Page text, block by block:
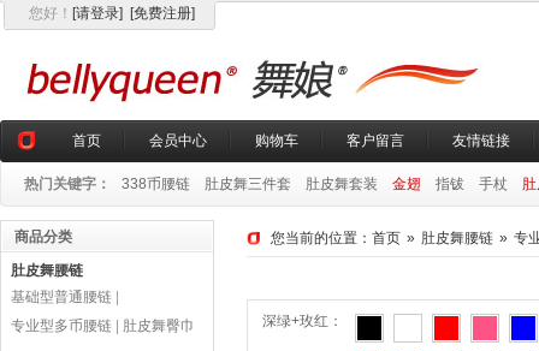
您好 ！ [请登录] [免费注册]
首页 会员中心 购物车 客户留言 友情链接
热门关键字： 338币腰链 肚皮舞三件套 肚皮舞套装 金翅 指钹 手杖
您当前的位置： 首页 » 肚皮舞腰链 » 专
深绿+玫红：
商品分类
肚皮舞腰链
基础型普通腰链
专业型多币腰链
肚皮舞臀巾